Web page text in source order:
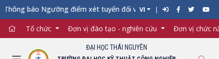
báo Ngưỡng điểm xét tuyển đối với từng ngành đào tạo
VI
Tổ chức Đơn vị đào tạo - nghiên cứu Đơn vị chức
ĐẠI HỌC THÁI NGUYÊN